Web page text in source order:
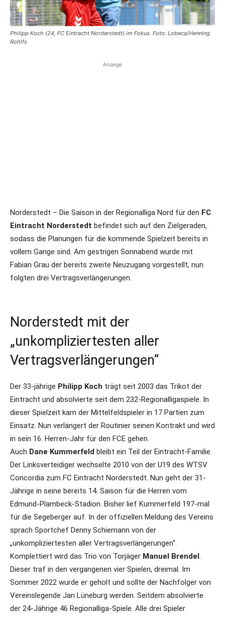
Philipp Koch (24, FC Eintracht Norderstedt) im Fokus. Foto: Lobeca/Henning
Rohlfs
Anzeige
Norderstedt – Die Saison in der Regionalliga Nord für den FC
Eintracht Norderstedt befindet sich auf den Zielgeraden,
sodass die Planungen für die kommende Spielzeit bereits in
vollem Gange sind. Am gestrigen Sonnabend wurde mit
Fabian Grau der bereits zweite Neuzugang vorgestellt, nun
folgten drei Vertragsverlängerungen.
Norderstedt mit der
„unkompliziertesten aller
Vertragsverlängerungen“
Der 33-jährige Philipp Koch trägt seit 2003 das Trikot der
Eintracht und absolvierte seit dem 232-Regionalligaspiele. In
dieser Spielzeit kam der Mittelfeldspieler in 17 Partien zum
Einsatz. Nun verlängert der Routinier seinen Kontrakt und wird
in sein 16. Herren-Jahr für den FCE gehen.
Auch Dane Kummerfeld bleibt ein Teil der Eintracht-Familie.
Der Linksverteidiger wechselte 2010 von der U19 des WTSV
Concordia zum FC Eintracht Norderstedt. Nun geht der 31-
Jährige in seine bereits 14. Saison für die Herren vom
Edmund-Plambeck-Stadion. Bisher lief Kummerfeld 197-mal
für die Segeberger auf. In der offiziellen Meldung des Vereins
sprach Sportchef Denny Schiemann von der
„unkompliziertesten aller Vertragsverlängerungen“.
Komplettiert wird das Trio von Torjäger Manuel Brendel.
Dieser traf in den vergangenen vier Spielen, dreimal. Im
Sommer 2022 wurde er geholt und sollte der Nachfolger von
Vereinslegende Jan Lüneburg werden. Seitdem absolvierte
der 24-Jährige 46 Regionalliga-Spiele. Alle drei Spieler